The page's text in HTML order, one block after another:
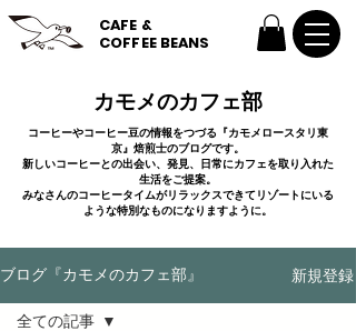
CAFE &
COFFEE BEANS
カモメのカフェ部
コーヒーやコーヒー豆の情報をつづる『カモメロースタリ東
京』焙煎士のブログです。
新しいコーヒーとの出会い、発見、日常にカフェを取り入れた
生活をご提案。
みなさんのコーヒータイムがリラックスできてリゾートにいる
ような特別なものになりますように。
ブログ『カモメのカフェ部』 新規登録
全ての記事